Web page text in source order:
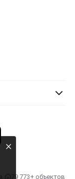
79 773+ объектов
×